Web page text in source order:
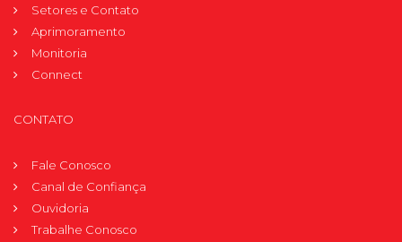
Setores e Contato
Aprimoramento
Monitoria
Connect
CONTATO
Fale Conosco
Canal de Confiança
Ouvidoria
Trabalhe Conosco